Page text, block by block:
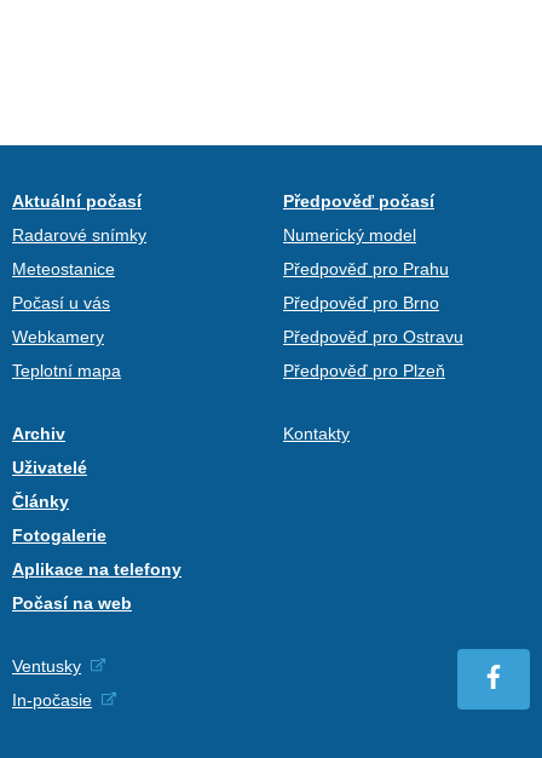
Aktuální počasí
Radarové snímky
Meteostanice
Počasí u vás
Webkamery
Teplotní mapa
Předpověď počasí
Numerický model
Předpověď pro Prahu
Předpověď pro Brno
Předpověď pro Ostravu
Předpověď pro Plzeň
Archiv
Uživatelé
Články
Fotogalerie
Aplikace na telefony
Počasí na web
Kontakty
Ventusky
In-počasie